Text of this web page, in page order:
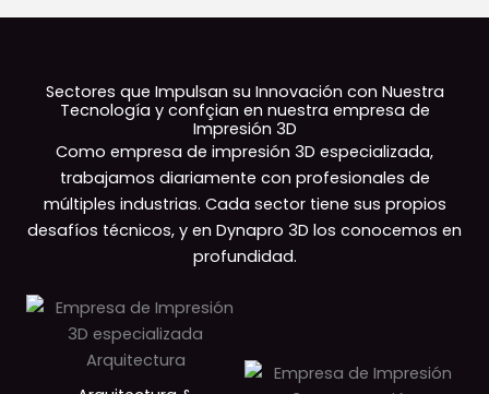
Sectores que Impulsan su Innovación con Nuestra
Tecnología y confçian en nuestra empresa de
Impresión 3D
Como empresa de impresión 3D especializada,
trabajamos diariamente con profesionales de
múltiples industrias. Cada sector tiene sus propios
desafíos técnicos, y en Dynapro 3D los conocemos en
profundidad.